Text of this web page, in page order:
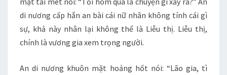
di nương cấp hắn an bài cái nữ nhân không tính cái gì
sự, khả này nhân lại không thể là Liễu thị. Liễu thị,
chính là vương gia xem trọng người.
An di nương khuôn mặt hoảng hốt nói: “Lão gia, tì